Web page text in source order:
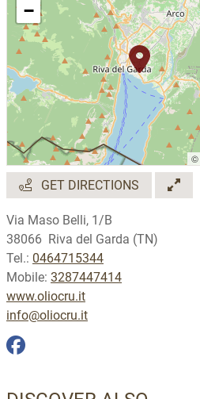
−
©
GET DIRECTIONS
Via Maso Belli, 1/B
38066 Riva del Garda (TN)
Tel.: 0464715344
Mobile: 3287447414
www.oliocru.it
info@oliocru.it